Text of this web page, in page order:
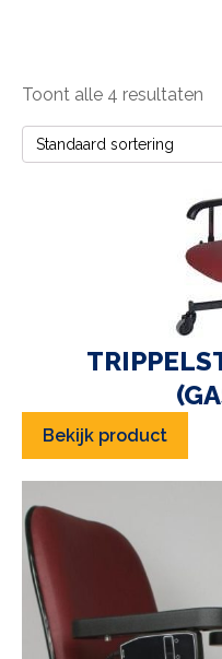
Toont alle 4 resultaten
Bekijk product